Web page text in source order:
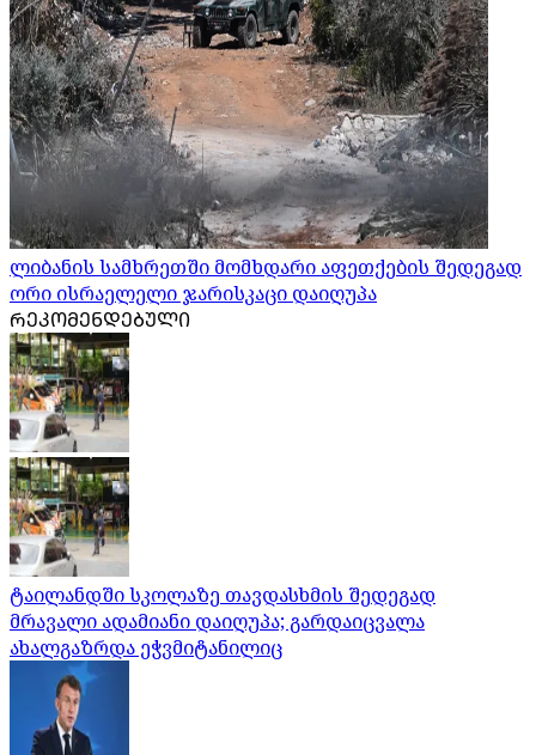
ლიბანის სამხრეთში მომხდარი აფეთქების შედეგად
ორი ისრაელელი ჯარისკაცი დაიღუპა
ᲠᲔᲙᲝᲛᲔᲜᲓᲔᲑᲣᲚᲘ
ტაილანდში სკოლაზე თავდასხმის შედეგად
მრავალი ადამიანი დაიღუპა; გარდაიცვალა
ახალგაზრდა ეჭვმიტანილიც